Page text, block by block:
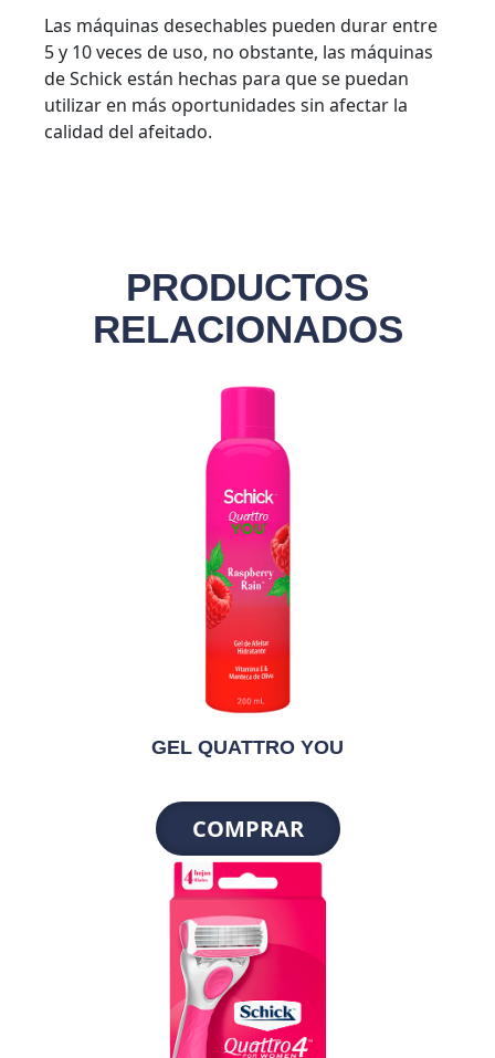
Las máquinas desechables pueden durar entre
5 y 10 veces de uso, no obstante, las máquinas
de Schick están hechas para que se puedan
utilizar en más oportunidades sin afectar la
calidad del afeitado.
PRODUCTOS
RELACIONADOS
GEL QUATTRO YOU
COMPRAR